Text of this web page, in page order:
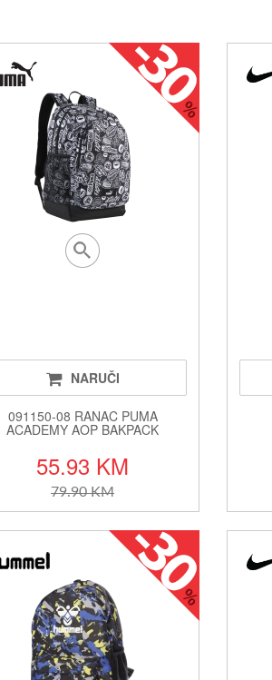
NARUČI
091150-08 RANAC PUMA
ACADEMY AOP BAKPACK
55.93 KM
79.90 KM